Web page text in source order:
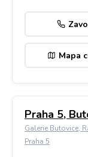
Mapa
Praha 5,
Galerie Butovice,
Praha 5